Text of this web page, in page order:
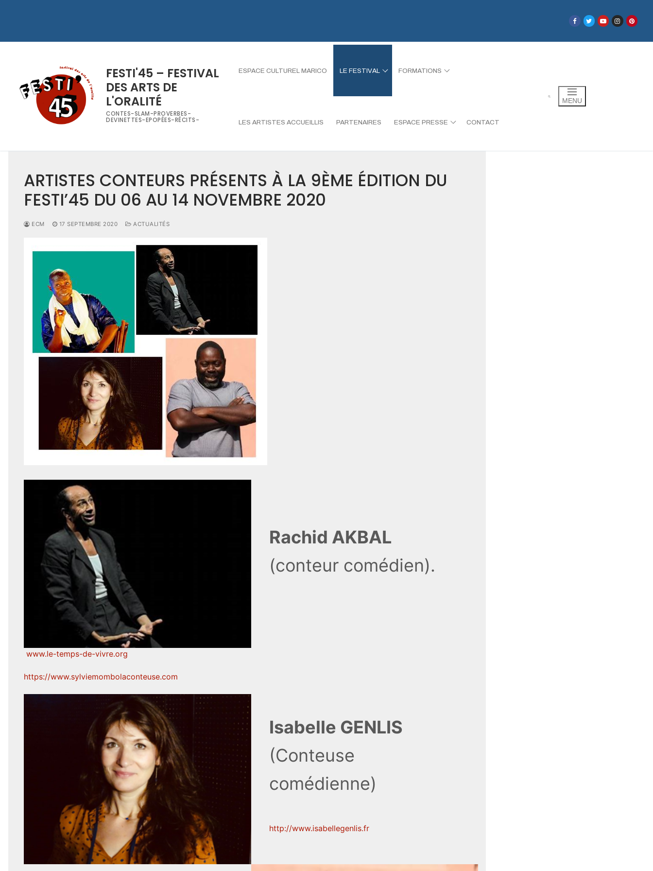
FESTI'45 – FESTIVAL
DES ARTS DE
L'ORALITÉ
CONTES-SLAM-PROVERBES-
DEVINETTES-EPOPÉES-RÉCITS-
ESPACE CULTUREL MARICO LE FESTIVAL FORMATIONS
LES ARTISTES ACCUEILLIS PARTENAIRES ESPACE PRESSE CONTACT
MENU
ARTISTES CONTEURS PRÉSENTS À LA 9ÈME ÉDITION DU
FESTI’45 DU 06 AU 14 NOVEMBRE 2020
ECM 17 SEPTEMBRE 2020 ACTUALITÉS
Rachid AKBAL
(conteur comédien).
www.le-temps-de-vivre.org
https://www.sylviemombolaconteuse.com
Isabelle GENLIS
(Conteuse
comédienne)
http://www.isabellegenlis.fr